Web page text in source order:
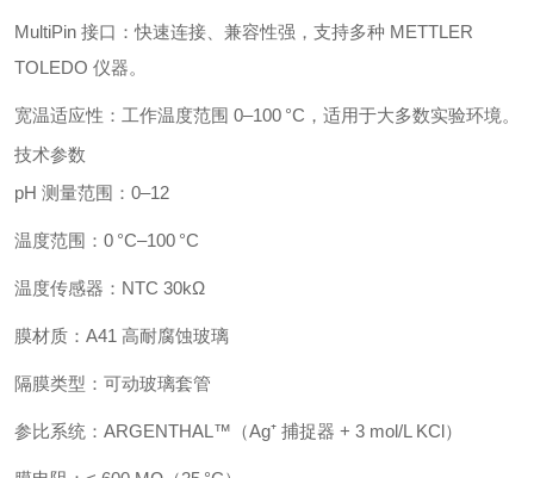
MultiPin 接口：快速连接、兼容性强，支持多种 METTLER
TOLEDO 仪器。
宽温适应性：工作温度范围 0–100 °C，适用于大多数实验环境。
技术参数
pH 测量范围：0–12
温度范围：0 °C–100 °C
温度传感器：NTC 30kΩ
膜材质：A41 高耐腐蚀玻璃
隔膜类型：可动玻璃套管
参比系统：ARGENTHAL™（Ag⁺ 捕捉器 + 3 mol/L KCl）